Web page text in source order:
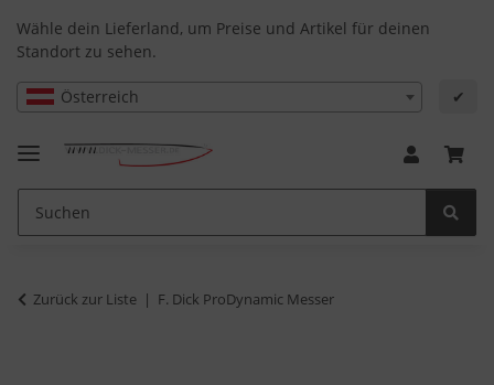
Wähle dein Lieferland, um Preise und Artikel für deinen
Standort zu sehen.
Österreich ✔
Zurück zur Liste F. Dick ProDynamic Messer